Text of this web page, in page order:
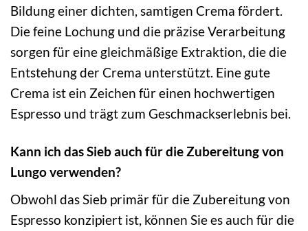
Bildung einer dichten, samtigen Crema fördert.
Die feine Lochung und die präzise Verarbeitung
sorgen für eine gleichmäßige Extraktion, die die
Entstehung der Crema unterstützt. Eine gute
Crema ist ein Zeichen für einen hochwertigen
Espresso und trägt zum Geschmackserlebnis bei.
Kann ich das Sieb auch für die Zubereitung von
Lungo verwenden?
Obwohl das Sieb primär für die Zubereitung von
Espresso konzipiert ist, können Sie es auch für die